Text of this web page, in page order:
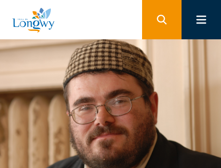
Panneau de gestion des cookies